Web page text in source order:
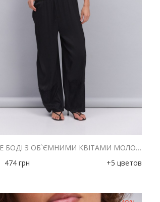
ЖІНОЧЕ БОДІ З ОБ`ЄМНИМИ КВІТАМИ МОЛОЧНЕ
474 грн +5 цветов